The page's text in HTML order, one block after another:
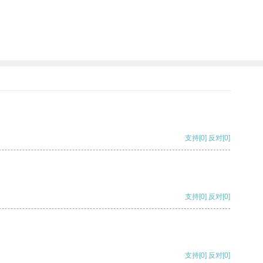
支持[0] 反对[0]
支持[0] 反对[0]
支持[0] 反对[0]